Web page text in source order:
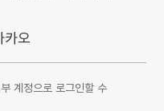
계정으로 로그인할 수